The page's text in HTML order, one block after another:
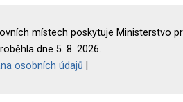
místech poskytuje Ministerstvo
dne 5. 8. 2026.
osobních údajů